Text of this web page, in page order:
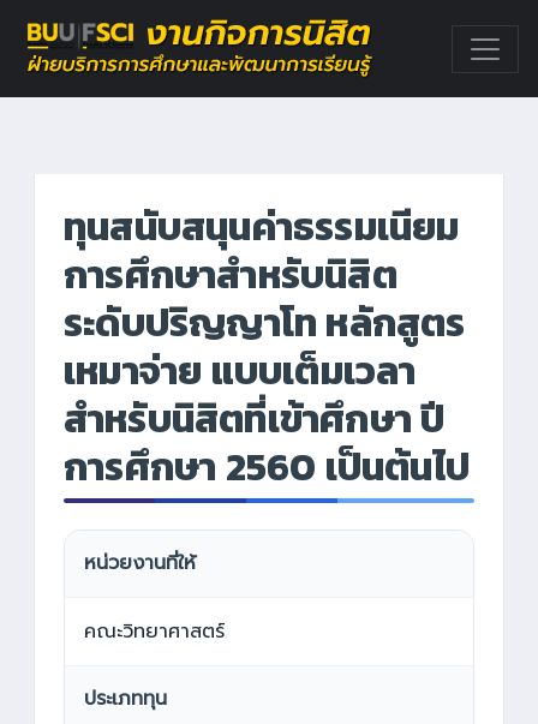
ทุนสนับสนุนค่าธรรมเนียม
การศึกษาสำหรับนิสิต
ระดับปริญญาโท หลักสูตร
เหมาจ่าย แบบเต็มเวลา
สำหรับนิสิตที่เข้าศึกษา ปี
การศึกษา 2560 เป็นต้นไป
หน่วยงานที่ให้
คณะวิทยาศาสตร์
ประเภททุน